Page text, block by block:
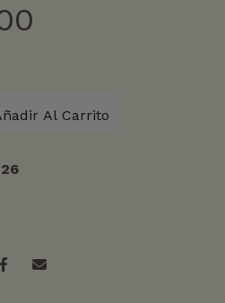
Al Carrito